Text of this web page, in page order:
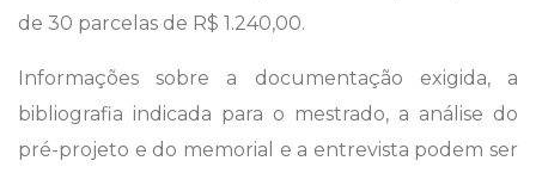
de 30 parcelas de R$ 1.240,00.
Informações sobre a documentação exigida, a
bibliografia indicada para o mestrado, a análise do
pré-projeto e do memorial e a entrevista podem ser